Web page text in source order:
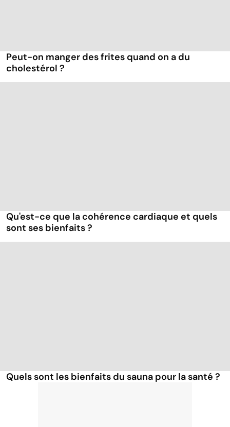
Peut-on manger des frites quand on a du
cholestérol ?
Qu'est-ce que la cohérence cardiaque et quels
sont ses bienfaits ?
Quels sont les bienfaits du sauna pour la santé ?